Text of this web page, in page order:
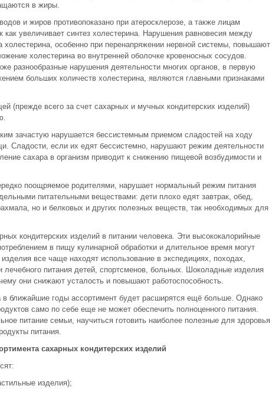
в жиры.
и жиров противопоказано при атеросклерозе, а также лицам
как увеличивает синтез холестерина. Нарушения равновесия между
особенно при перенапряжении нервной системы, повышают
холестерина во внутренней оболочке кровеносных сосудов.
разнообразные нарушения деятельности многих органов, в первую
больших количеств холестерина, являются главными признаками
(прежде всего за счет сахарных и мучных кондитерских изделий)
зачастую нарушается бессистемным приемом сладостей на ходу
Сладости, если их едят бессистемно, нарушают режим деятельности
сахара в организм приводит к снижению пищевой возбудимости и
поощряемое родителями, нарушает нормальный режим питания
питательными веществами: дети плохо едят завтрак, обед,
но и белковых и других полезных веществ, так необходимых для
кондитерских изделий в питании человека. Эти высококалорийные
в пищу кулинарной обработки и длительное время могут
все чаще находят использование в экспедициях, походах,
лечебного питания детей, спортсменов, больных. Шоколадные изделия
они снижают усталость и повышают работоспособность.
в ближайшие годы ассортимент будет расширятся ещё больше. Однако
само по себе еще не может обеспечить полноценного питания.
питание семьи, научиться готовить наиболее полезные для здоровья
питания.
сахарных кондитерских изделий
изделия);